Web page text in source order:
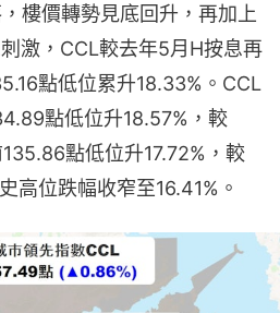
樓價轉勢見底回升，再加上
激，CCL較去年5月H按息再
點低位累升18.33%。CCL
點低位升18.57%，較
點低位升17.72%，較
高位跌幅收窄至16.41%。